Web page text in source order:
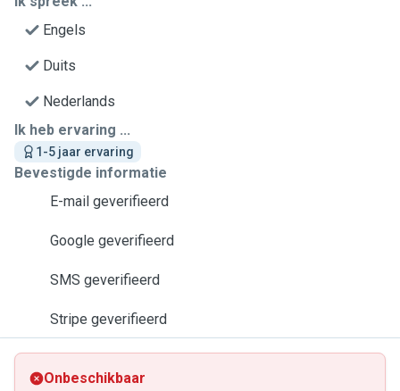
Engels
Duits
Nederlands
Ik heb ervaring ...
1-5 jaar ervaring
Bevestigde informatie
E-mail geverifieerd
Google geverifieerd
SMS geverifieerd
Stripe geverifieerd
Onbeschikbaar